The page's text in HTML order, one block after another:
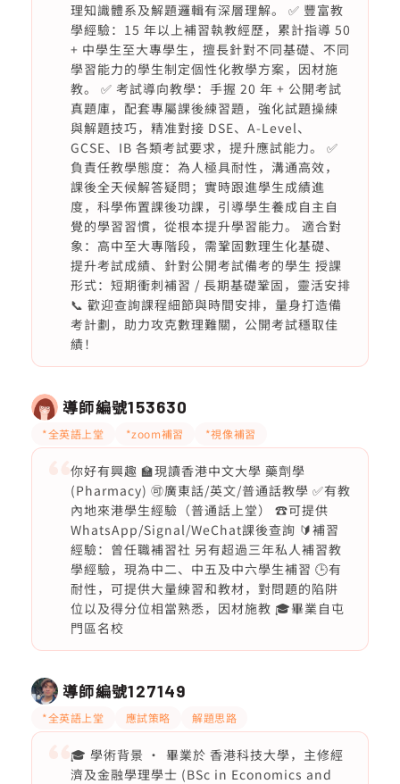
理知識體系及解題邏輯有深層理解。 ✅ 豐富教
學經驗：15 年以上補習執教經歷，累計指導 50
+ 中學生至大專學生，擅長針對不同基礎、不同
學習能力的學生制定個性化教學方案，因材施
教。 ✅ 考試導向教學：手握 20 年 + 公開考試
真題庫，配套專屬課後練習題，強化試題操練
與解題技巧，精准對接 DSE、A-Level、
GCSE、IB 各類考試要求，提升應試能力。 ✅
負責任教學態度：為人極具耐性，溝通高效，
課後全天候解答疑問；實時跟進學生成績進
度，科學佈置課後功課，引導學生養成自主自
覺的學習習慣，從根本提升學習能力。 適合對
象：高中至大專階段，需鞏固數理生化基礎、
提升考試成績、針對公開考試備考的學生 授課
形式：短期衝刺補習 / 長期基礎鞏固，靈活安排
📞 歡迎查詢課程細節與時間安排，量身打造備
考計劃，助力攻克數理難關，公開考試穩取佳
績！
導師編號153630
*全英語上堂 *zoom補習 *視像補習
你好有興趣 🏫現讀香港中文大學 藥劑學
(Pharmacy) 🉑廣東話/英文/普通話教學 ✅有教
內地來港學生經驗（普通話上堂） ☎️可提供
WhatsApp/Signal/WeChat課後查詢 🔰補習
經驗：曾任職補習社 另有超過三年私人補習教
學經驗，現為中二、中五及中六學生補習 🕒有
耐性，可提供大量練習和教材，對問題的陷阱
位以及得分位相當熟悉，因材施教 🎓畢業自屯
門區名校
導師編號127149
*全英語上堂 應試策略 解題思路
🎓 學術背景 •⁠ ⁠畢業於 香港科技大學，主修經
濟及金融學理學士 (BSc in Economics and